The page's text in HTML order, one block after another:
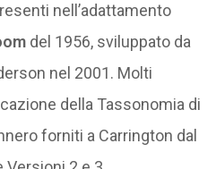
nell’adattamento
del 1956, sviluppato da
nel 2001. Molti
della Tassonomia di
forniti a Carrington dal